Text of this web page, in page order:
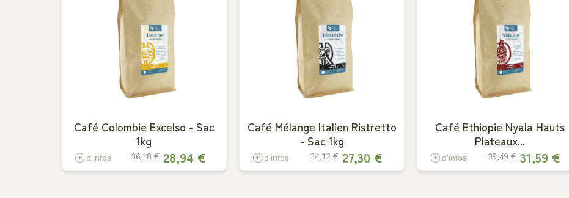
Café Colombie Excelso - Sac
1kg
28,94 €
36,18 €
d'infos
Café Mélange Italien Ristretto
- Sac 1kg
27,30 €
34,12 €
d'infos
Café Ethiopie Nyala Hauts
Plateaux...
31,59 €
39,49 €
d'infos